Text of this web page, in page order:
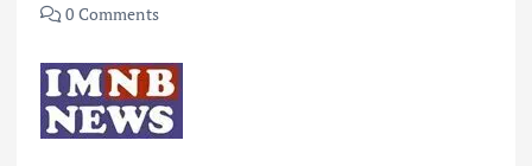
0 Comments